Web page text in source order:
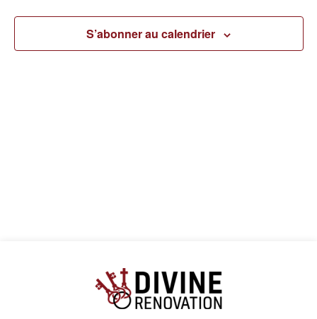
S’abonner au calendrier